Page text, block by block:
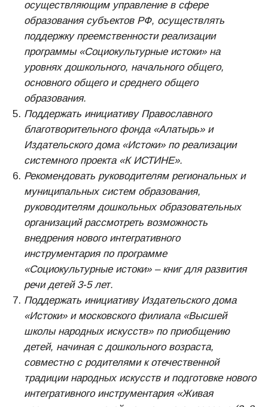
осуществляющим управление в сфере
образования субъектов РФ, осуществлять
поддержку преемственности реализации
программы «Социокультурные истоки» на
уровнях дошкольного, начального общего,
основного общего и среднего общего
образования.
Поддержать инициативу Православного
благотворительного фонда «Алатырь» и
Издательского дома «Истоки» по реализации
системного проекта «К ИСТИНЕ».
Рекомендовать руководителям региональных и
муниципальных систем образования,
руководителям дошкольных образовательных
организаций рассмотреть возможность
внедрения нового интегративного
инструментария по программе
«Социокультурные истоки» – книг для развития
речи детей 3-5 лет.
Поддержать инициативу Издательского дома
«Истоки» и московского филиала «Высшей
школы народных искусств» по приобщению
детей, начиная с дошкольного возраста,
совместно с родителями к отечественной
традиции народных искусств и подготовке нового
интегративного инструментария «Живая